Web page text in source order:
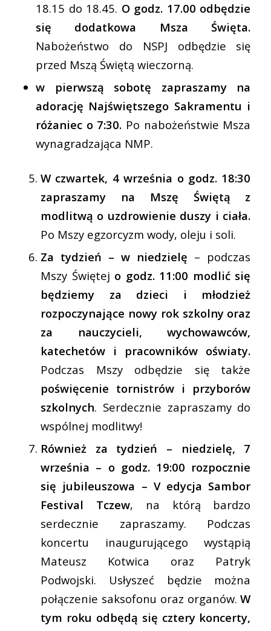
18.15 do 18.45. O godz. 17.00 odbędzie
się dodatkowa Msza Święta.
Nabożeństwo do NSPJ odbędzie się
przed Mszą Świętą wieczorną.
w pierwszą sobotę zapraszamy na
adorację Najświętszego Sakramentu i
różaniec o 7:30. Po nabożeństwie Msza
wynagradzająca NMP.
W czwartek, 4 września o godz. 18:30
zapraszamy na Mszę Świętą z
modlitwą o uzdrowienie duszy i ciała.
Po Mszy egzorcyzm wody, oleju i soli.
Za tydzień – w niedzielę – podczas
Mszy Świętej o godz. 11:00 modlić się
będziemy za dzieci i młodzież
rozpoczynające nowy rok szkolny oraz
za nauczycieli, wychowawców,
katechetów i pracowników oświaty.
Podczas Mszy odbędzie się także
poświęcenie tornistrów i przyborów
szkolnych. Serdecznie zapraszamy do
wspólnej modlitwy!
Również za tydzień – niedzielę, 7
września – o godz. 19:00 rozpocznie
się jubileuszowa – V edycja Sambor
Festival Tczew, na którą bardzo
serdecznie zapraszamy. Podczas
koncertu inaugurującego wystąpią
Mateusz Kotwica oraz Patryk
Podwojski. Usłyszeć będzie można
połączenie saksofonu oraz organów.W
tym roku odbędą się cztery koncerty,